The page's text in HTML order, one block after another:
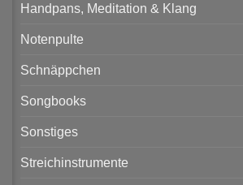
Handpans, Meditation & Klang
Notenpulte
Schnäppchen
Songbooks
Sonstiges
Streichinstrumente